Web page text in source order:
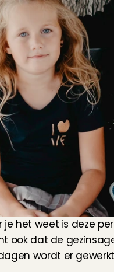
het weet is deze
ook dat de
wordt er